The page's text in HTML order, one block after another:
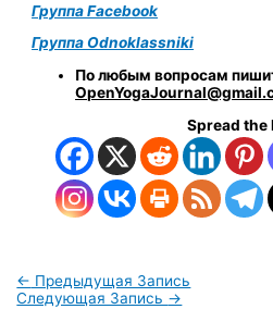
Группа Facebook
Группа Odnoklassniki
По любым вопросам
Spread the
← Предыдущая Запись
Следующая Запись →